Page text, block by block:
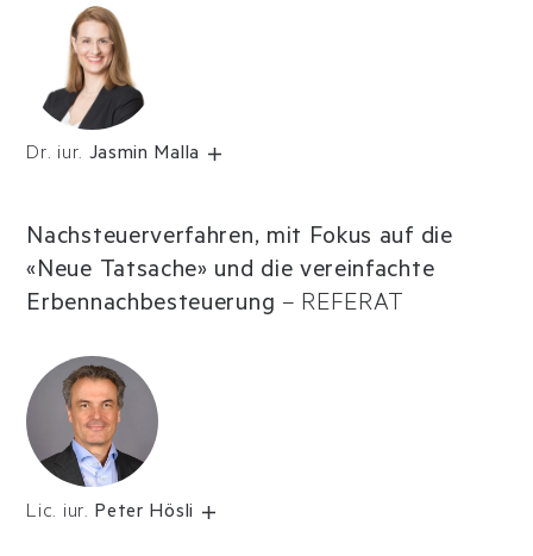
Dr. iur. Jasmin Malla
Nachsteuerverfahren, mit Fokus auf die
«Neue Tatsache» und die vereinfachte
Erbennachbesteuerung – REFERAT
Lic. iur. Peter Hösli